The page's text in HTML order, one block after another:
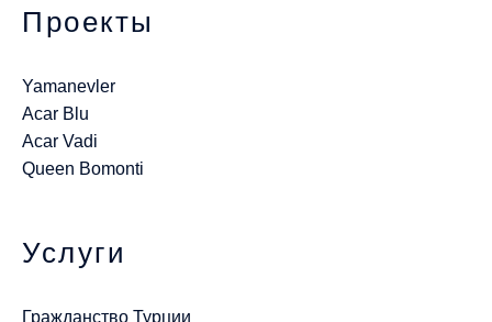
Проекты
Yamanevler
Acar Blu
Acar Vadi
Queen Bomonti
Услуги
Гражданство Турции